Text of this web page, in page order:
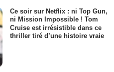
Ce soir sur Netflix : ni Top Gun,
ni Mission Impossible ! Tom
Cruise est irrésistible dans ce
thriller tiré d’une histoire vraie